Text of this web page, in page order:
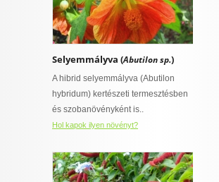
Selyemmályva (Abutilon sp.)
A hibrid selyemmályva (Abutilon
hybridum) kertészeti termesztésben
és szobanövényként is..
Hol kapok ilyen növényt?